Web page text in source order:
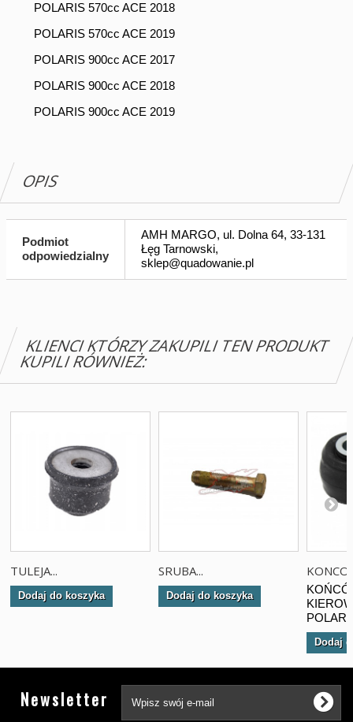
POLARIS 570cc ACE 2018
POLARIS 570cc ACE 2019
POLARIS 900cc ACE 2017
POLARIS 900cc ACE 2018
POLARIS 900cc ACE 2019
OPIS
Podmiot
odpowiedzialny
AMH MARGO, ul. Dolna 64, 33-131
Łęg Tarnowski,
sklep@quadowanie.pl
KLIENCI KTÓRZY ZAKUPILI TEN PRODUKT
KUPILI RÓWNIEŻ:
TULEJA...
Dodaj do koszyka
SRUBA...
Dodaj do koszyka
Dodaj
Newsletter